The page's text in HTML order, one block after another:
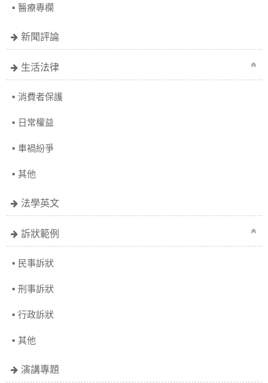
醫療專欄
新聞評論
生活法律
消費者保護
日常權益
車禍紛爭
其他
法學英文
訴狀範例
民事訴狀
刑事訴狀
行政訴狀
其他
演講專題